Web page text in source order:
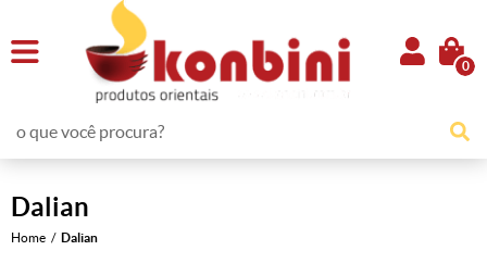
0
Dalian
Home Dalian